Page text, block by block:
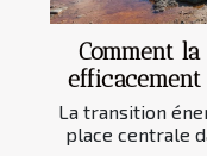
Comment
La transition
place centrale